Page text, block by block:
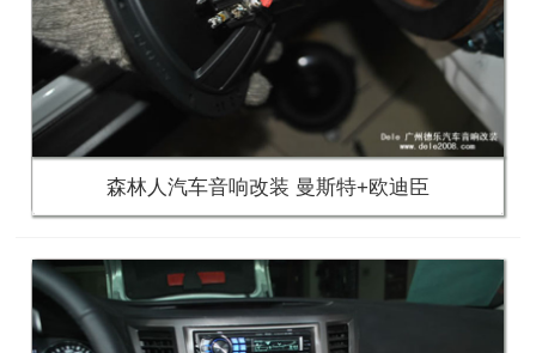
森林人汽车音响改装 曼斯特+欧迪臣